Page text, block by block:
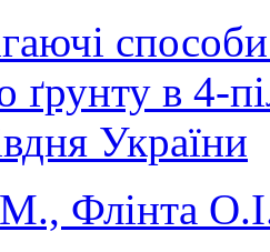
ґрунту в 4-
України
Флінта